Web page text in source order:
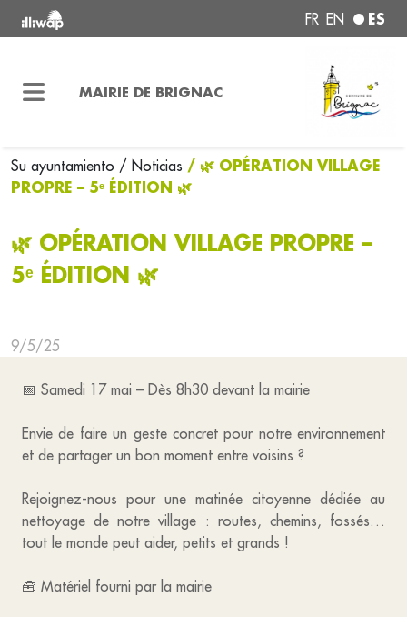
FR EN ES
MAIRIE DE BRIGNAC
Su ayuntamiento / Noticias / 🌿 OPÉRATION VILLAGE
PROPRE – 5ᵉ ÉDITION 🌿
🌿 OPÉRATION VILLAGE PROPRE –
5ᵉ ÉDITION 🌿
9/5/25
📅 Samedi 17 mai – Dès 8h30 devant la mairie
Envie de faire un geste concret pour notre environnement
et de partager un bon moment entre voisins ?
Rejoignez-nous pour une matinée citoyenne dédiée au
nettoyage de notre village : routes, chemins, fossés…
tout le monde peut aider, petits et grands !
🧰 Matériel fourni par la mairie